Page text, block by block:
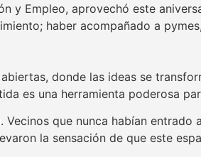
y Empleo, aprovechó este
haber acompañado a
donde las ideas se
es una herramienta poderosa
que nunca habían
la sensación de que este